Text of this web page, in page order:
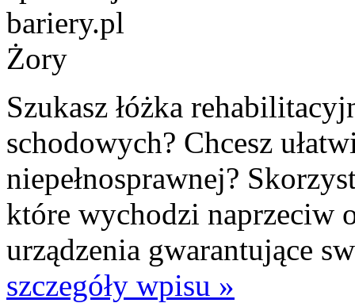
Szukasz łóżka
schodowych? Chcesz
niepełnosprawnej?
które wychodzi naprzeciw
urządzenia gwarantujące
szczegóły wpisu »